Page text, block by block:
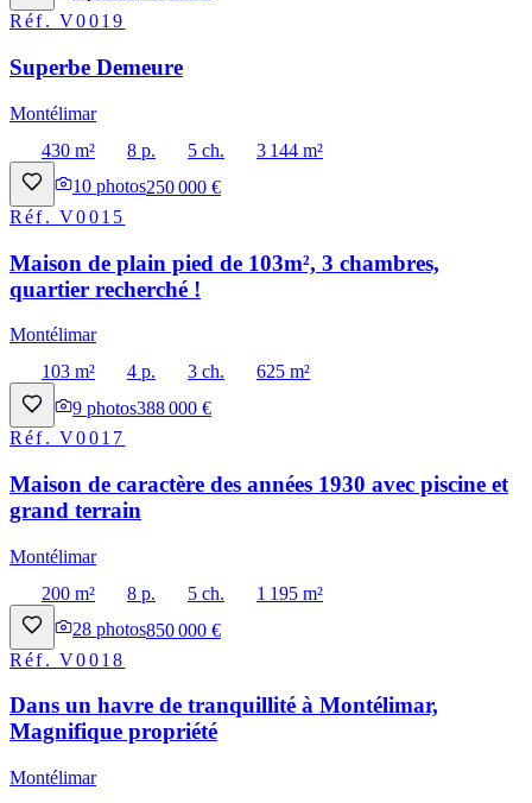
Réf.V0019
Superbe Demeure
Montélimar
430 m²
8 p. 5 ch.
3 144 m²
10 photos250 000 €
Réf.V0015
Maison de plain pied de 103m², 3 chambres,
quartier recherché !
Montélimar
103 m²
4 p. 3 ch.
625 m²
9 photos388 000 €
Réf.V0017
Maison de caractère des années 1930 avec piscine et
grand terrain
Montélimar
200 m²
8 p. 5 ch.
1 195 m²
28 photos850 000 €
Réf.V0018
Dans un havre de tranquillité à Montélimar,
Magnifique propriété
Montélimar